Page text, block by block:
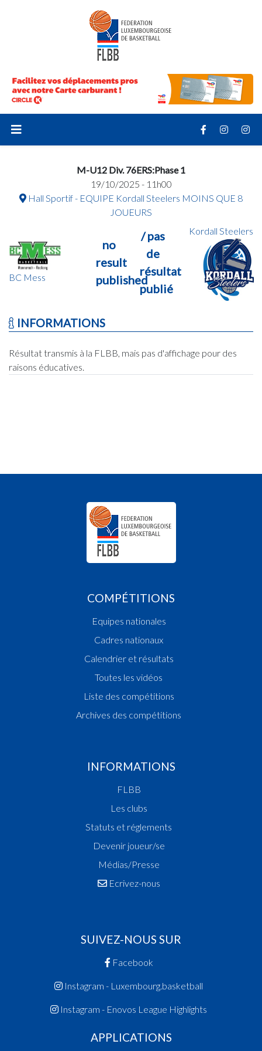
M-U12 Div. 76ERS:Phase 1
19/10/2025 - 11h00
Hall Sportif - EQUIPE Kordall Steelers MOINS QUE 8
JOUEURS
BC Mess
no
result
published
/ pas
de
résultat
publié
Kordall Steelers
INFORMATIONS
Résultat transmis à la FLBB, mais pas d'affichage pour des
raisons éducatives.
COMPÉTITIONS
Equipes nationales
Cadres nationaux
Calendrier et résultats
Toutes les vidéos
Liste des compétitions
Archives des compétitions
INFORMATIONS
FLBB
Les clubs
Statuts et réglements
Devenir joueur/se
Médias/Presse
Ecrivez-nous
SUIVEZ-NOUS SUR
Facebook
Instagram - Luxembourg.basketball
Instagram - Enovos League Highlights
APPLICATIONS